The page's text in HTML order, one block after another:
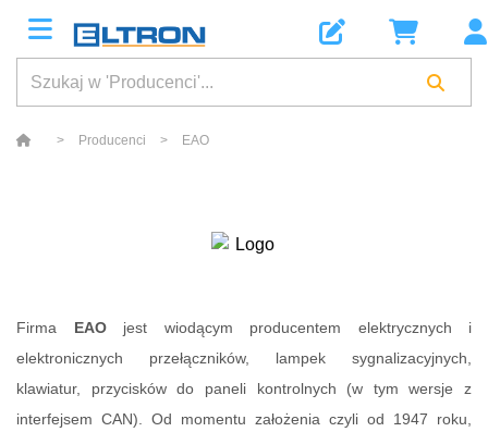
> Producenci > EAO
Firma EAOjest wiodącym producentem elektrycznych i
elektronicznych przełączników, lampek sygnalizacyjnych,
klawiatur, przycisków do paneli kontrolnych (w tym wersje z
interfejsem CAN). Od momentu założenia czyli od 1947 roku,